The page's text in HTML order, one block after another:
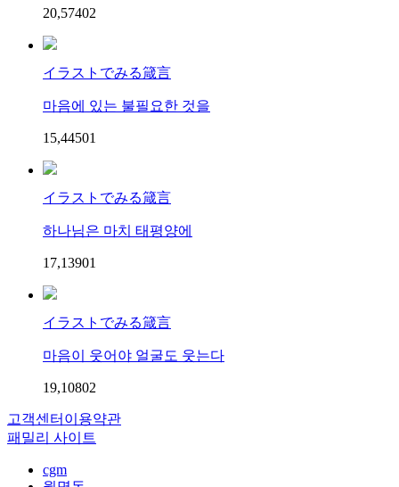
20,57402
イラストでみる箴言
마음에 있는 불필요한 것을
15,44501
イラストでみる箴言
하나님은 마치 태평양에
17,13901
イラストでみる箴言
마음이 웃어야 얼굴도 웃는다
19,10802
고객센터 이용약관
패밀리 사이트
cgm